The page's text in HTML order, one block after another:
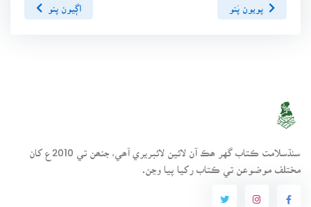
اڳيون پنو
سنڌسلامت ڪتاب گهر ھڪ آن لائين لائبريري آھي، جنھن تي 2010ع کان
مختلف موضوعن تي ڪتاب رکيا پيا وڃن.